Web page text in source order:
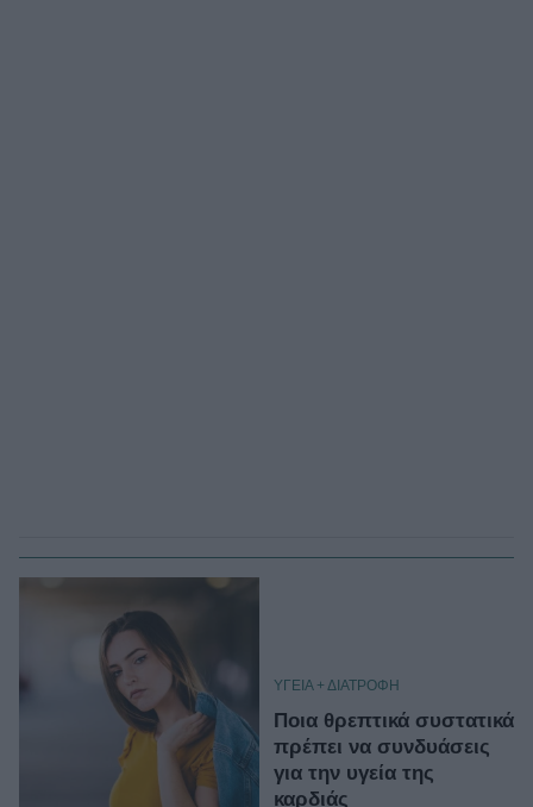
ΥΓΕΙΑ + ΔΙΑΤΡΟΦΗ
Ποια θρεπτικά συστατικά
πρέπει να συνδυάσεις
για την υγεία της
καρδιάς